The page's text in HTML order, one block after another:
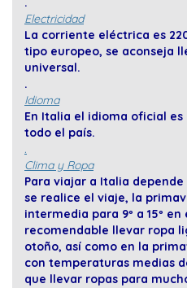
Electricidad
La corriente eléctrica es
tipo europeo, se aconseja
universal.
.
Idioma
En Italia el idioma oficial
todo el país.
.
Clima y Ropa
Para viajar a Italia
se realice el viaje, la
intermedia para 9º a 15º en
recomendable llevar ropa
otoño, así como en la
con temperaturas medias
que llevar ropas para